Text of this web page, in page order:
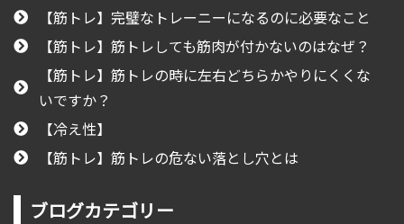
【筋トレ】完璧なトレーニーになるのに必要なこと
【筋トレ】筋トレしても筋肉が付かないのはなぜ？
【筋トレ】筋トレの時に左右どちらかやりにくくな
いですか？
【冷え性】
【筋トレ】筋トレの危ない落とし穴とは
ブログカテゴリー